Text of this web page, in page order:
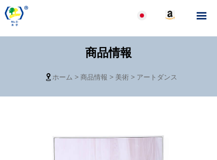

商品情報
 ホーム > 商品情報 > 美術 > アートダンス